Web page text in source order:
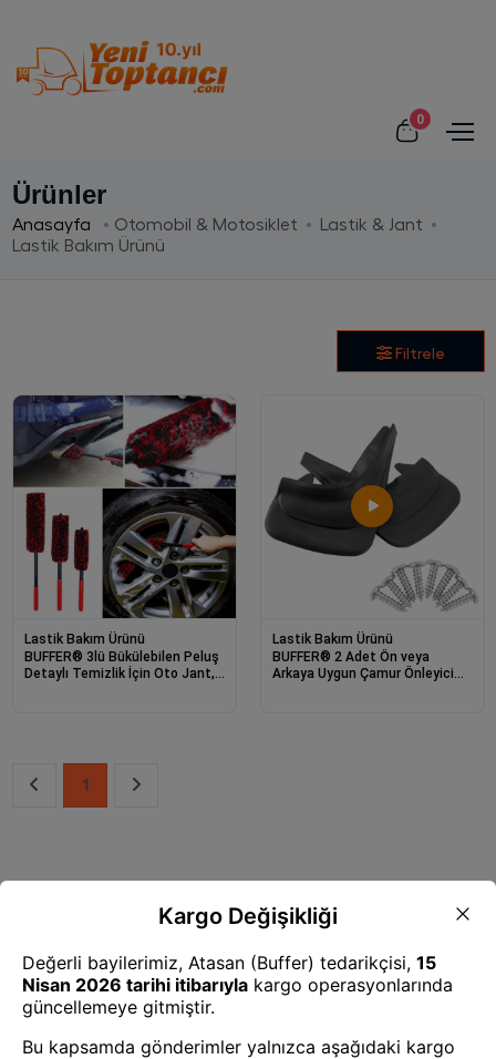
0
Ürünler
Anasayfa Otomobil & Motosiklet
Lastik & Jant
Lastik Bakım Ürünü
Filtrele
Lastik Bakım Ürünü
BUFFER® 3lü Bükülebilen Peluş
Detaylı Temizlik İçin Oto Jant,
Lastik Bakım Ürünü
BUFFER® 2 Adet Ön veya
Arkaya Uygun Çamur Önleyici
1